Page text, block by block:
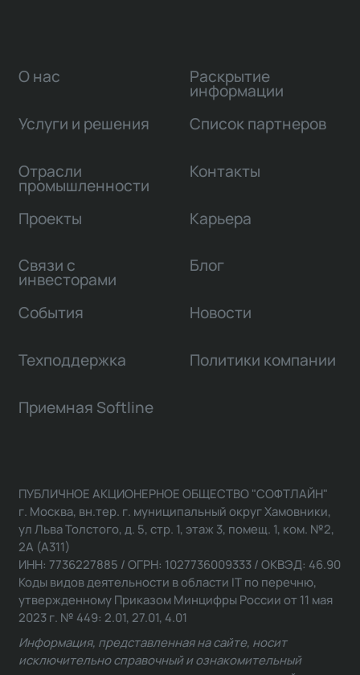
О нас
Услуги и решения
Отрасли
промышленности
Проекты
Связи с
инвесторами
Раскрытие
информации
Список партнеров
Контакты
Карьера
Блог
События Новости
Техподдержка Политики компании
Приемная Softline
ПУБЛИЧНОЕ АКЦИОНЕРНОЕ ОБЩЕСТВО "СОФТЛАЙН"
г. Москва, вн.тер. г. муниципальный округ Хамовники,
ул Льва Толстого, д. 5, стр. 1, этаж 3, помещ. 1, ком. №2,
2А (А311)
ИНН: 7736227885 / ОГРН: 1027736009333 / ОКВЭД: 46.90
Коды видов деятельности в области IT по перечню,
утвержденному Приказом Минцифры России от 11 мая
2023 г. № 449: 2.01, 27.01, 4.01
Информация, представленная на сайте, носит
исключительно справочный и ознакомительный